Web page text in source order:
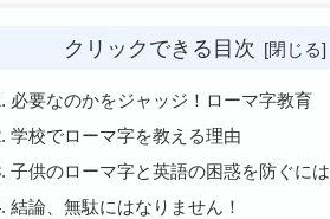
クリックできる目次
必要なのかをジャッジ！ローマ字教育
学校でローマ字を教える理由
子供のローマ字と英語の困惑を防ぐには
結論、無駄にはなりません！